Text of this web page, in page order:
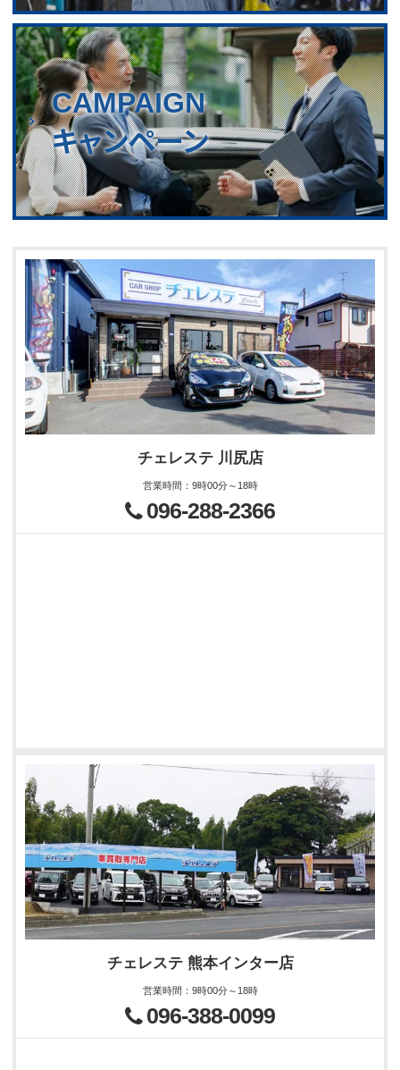
CAMPAIGN
キャンペーン
チェレステ 川尻店
営業時間 ： 9時00分～18時
096-288-2366
チェレステ 熊本インター店
営業時間 ： 9時00分～18時
096-388-0099